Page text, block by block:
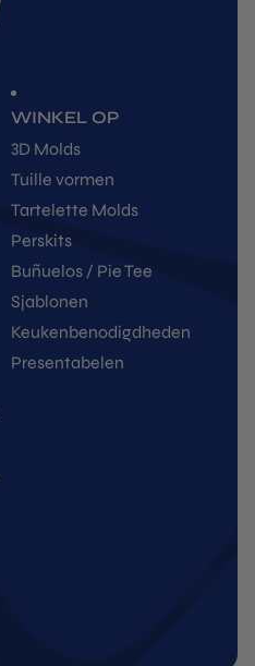
WINKEL OP
3D Molds
Tuille vormen
Tartelette Molds
Perskits
Buñuelos / Pie Tee
Sjablonen
Keukenbenodigdheden
Presentabelen